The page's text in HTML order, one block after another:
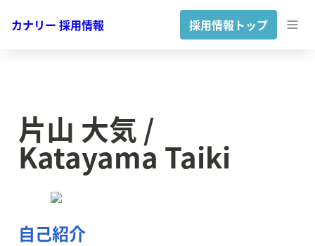
カナリー 採用情報 採用情報トップ
片山 大気 /
Katayama Taiki
自己紹介